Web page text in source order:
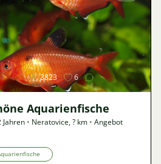
Bild
3823 6
Aquarienfische
Jahren • Neratovice,? km • Angebot